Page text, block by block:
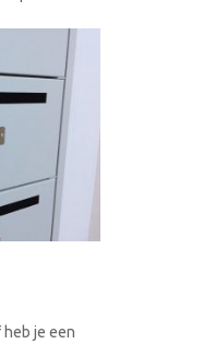
je een